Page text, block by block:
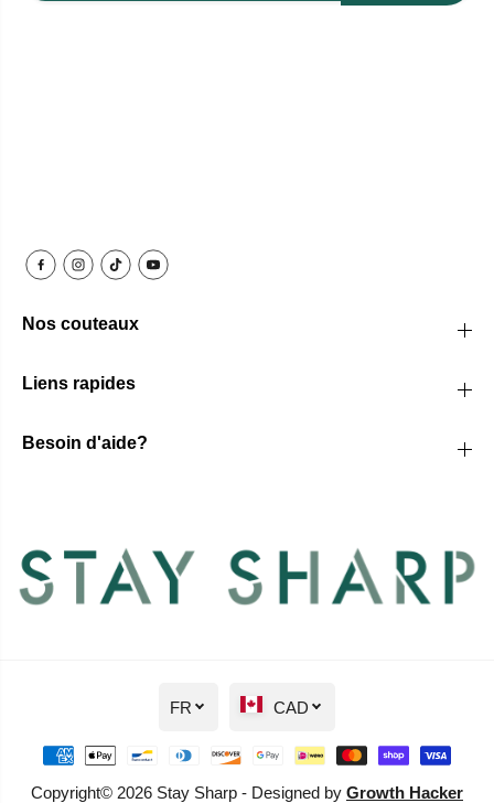
Nos couteaux
Liens rapides
Besoin d'aide?
Copyright© 2026 Stay Sharp - Designed by Growth Hacker
FR CAD